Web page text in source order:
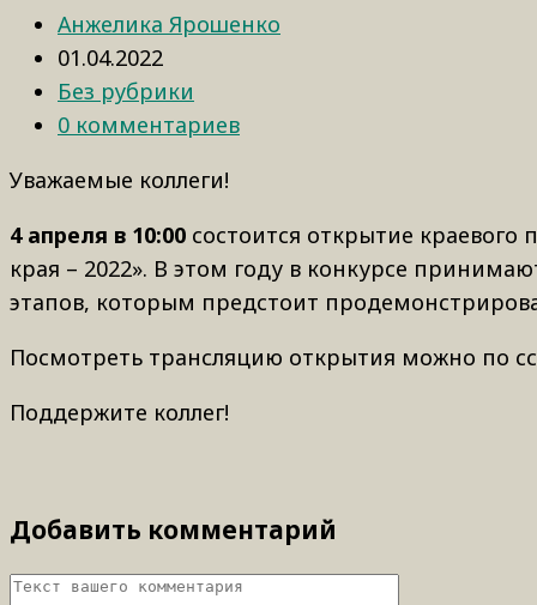
Анжелика Ярошенко
01.04.2022
Без рубрики
0 комментариев
Уважаемые коллеги!
4 апреля в 10:00 состоится открытие краевого
края – 2022». В этом году в конкурсе
этапов, которым предстоит
Посмотреть трансляцию открытия можно по
Поддержите коллег!
Добавить комментарий